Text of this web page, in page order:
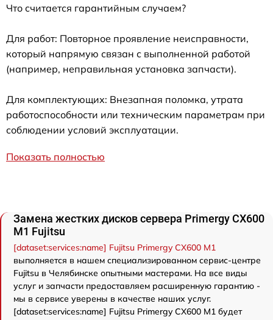
Что считается гарантийным случаем?
Для работ: Повторное проявление неисправности,
который напрямую связан с выполненной работой
(например, неправильная установка запчасти).
Для комплектующих: Внезапная поломка, утрата
работоспособности или техническим параметрам при
соблюдении условий эксплуатации.
Показать полностью
Замена жестких дисков сервера Primergy CX600
M1 Fujitsu
[dataset:services:name] Fujitsu Primergy CX600 M1
выполняется в нашем специализированном сервис-центре
Fujitsu в Челябинске опытными мастерами. На все виды
услуг и запчасти предоставляем расширенную гарантию -
мы в сервисе уверены в качестве наших услуг.
[dataset:services:name] Fujitsu Primergy CX600 M1 будет